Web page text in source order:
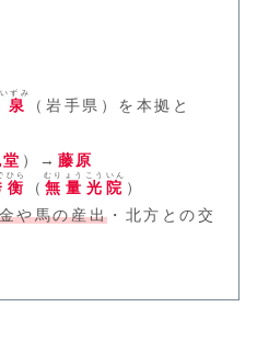
ずみ
（岩手県）を本拠と
）→ 藤原
衡
ひら
（ 無量光院
むりょうこういん
）
金や馬の産出 ・北方との交